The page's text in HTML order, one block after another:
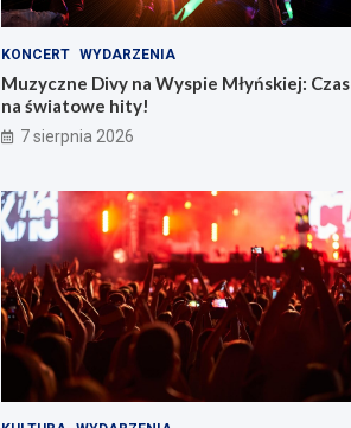
KONCERT WYDARZENIA
Muzyczne Divy na Wyspie Młyńskiej: Czas
na światowe hity!
7 sierpnia 2026